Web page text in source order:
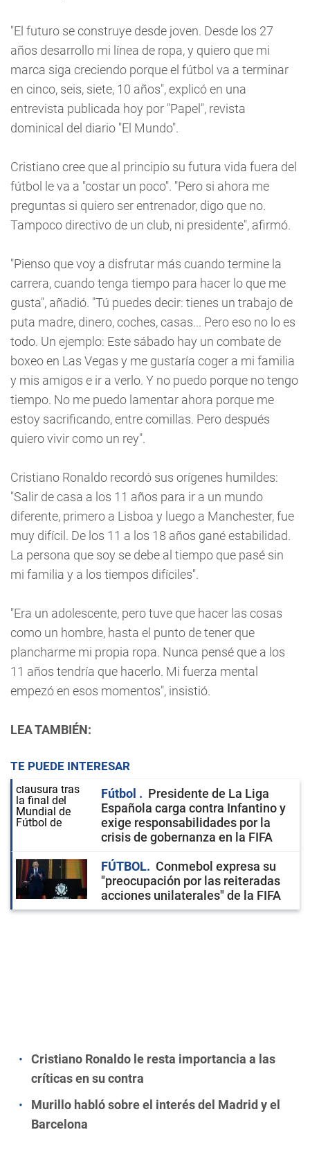
"El futuro se construye desde joven. Desde los 27
años desarrollo mi línea de ropa, y quiero que mi
marca siga creciendo porque el fútbol va a terminar
en cinco, seis, siete, 10 años", explicó en una
entrevista publicada hoy por "Papel", revista
dominical del diario "El Mundo".
Cristiano cree que al principio su futura vida fuera del
fútbol le va a "costar un poco". "Pero si ahora me
preguntas si quiero ser entrenador, digo que no.
Tampoco directivo de un club, ni presidente", afirmó.
"Pienso que voy a disfrutar más cuando termine la
carrera, cuando tenga tiempo para hacer lo que me
gusta", añadió. "Tú puedes decir: tienes un trabajo de
puta madre, dinero, coches, casas... Pero eso no lo es
todo. Un ejemplo: Este sábado hay un combate de
boxeo en Las Vegas y me gustaría coger a mi familia
y mis amigos e ir a verlo. Y no puedo porque no tengo
tiempo. No me puedo lamentar ahora porque me
estoy sacrificando, entre comillas. Pero después
quiero vivir como un rey".
Cristiano Ronaldo recordó sus orígenes humildes:
"Salir de casa a los 11 años para ir a un mundo
diferente, primero a Lisboa y luego a Manchester, fue
muy difícil. De los 11 a los 18 años gané estabilidad.
La persona que soy se debe al tiempo que pasé sin
mi familia y a los tiempos difíciles".
"Era un adolescente, pero tuve que hacer las cosas
como un hombre, hasta el punto de tener que
plancharme mi propia ropa. Nunca pensé que a los
11 años tendría que hacerlo. Mi fuerza mental
empezó en esos momentos", insistió.
LEA TAMBIÉN:
TE PUEDE INTERESAR
Fútbol
Presidente de La Liga
Española carga contra Infantino y
exige responsabilidades por la
crisis de gobernanza en la FIFA
FÚTBOL
Conmebol expresa su
"preocupación por las reiteradas
acciones unilaterales" de la FIFA
Cristiano Ronaldo le resta importancia a las
críticas en su contra
Murillo habló sobre el interés del Madrid y el
Barcelona